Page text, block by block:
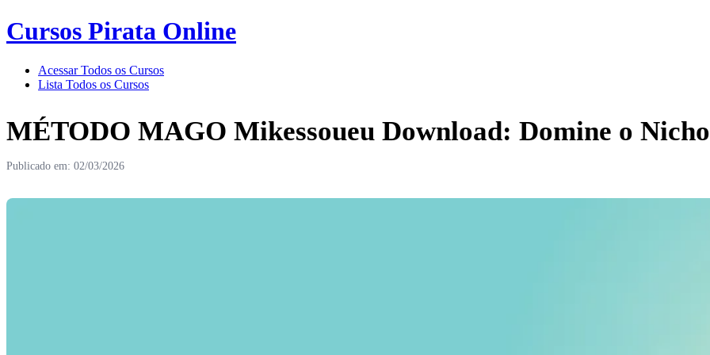
Cursos Pirata Online
Acessar Todos os Cursos
Lista Todos os Cursos
MÉTODO MAGO Mikessoueu Download: Domine o
Publicado em: 02/03/2026